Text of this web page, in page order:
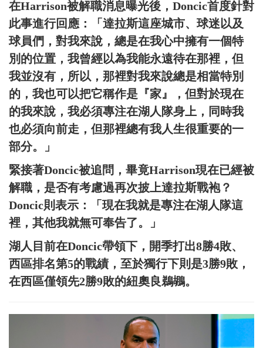
在Harrison被解職消息曝光後，Doncic首度針對
此事進行回應：「達拉斯這座城市、球迷以及
球員們，對我來說，總是在我心中擁有一個特
別的位置，我曾經以為我能永遠待在那裡，但
我並沒有，所以，那裡對我來說總是相當特別
的，我也可以把它稱作是『家』，但對於現在
的我來說，我必須專注在湖人隊身上，同時我
也必須向前走，但那裡總有我人生很重要的一
部分。」
緊接著Doncic被追問，畢竟Harrison現在已經被
解職，是否有考慮過再次披上達拉斯戰袍？
Doncic則表示：「現在我就是專注在湖人隊這
裡，其他我就無可奉告了。」
湖人目前在Doncic帶領下，開季打出8勝4敗、
西區排名第5的戰績，至於獨行下則是3勝9敗，
在西區僅領先2勝9敗的紐奧良鵜鶘。